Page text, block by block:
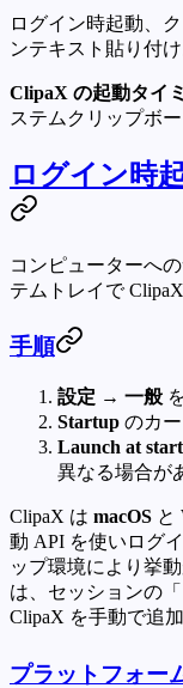
ログイン時起動、
ンテキスト貼り付け
ClipaX の起動タイ
ステムクリップボ
ログイン時
コンピューターへ
テムトレイで
手順
設定 → 一般
Startup のカー
Launch at
異なる場合が
ClipaX は macOS と
動 API を使いログ
ップ環境により挙
は、セッションの
ClipaX を手動で追
プラットフォー